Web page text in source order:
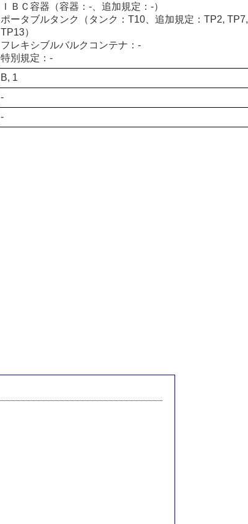
ＩＢＣ容器（容器：-、追加規定：-）
ポータブルタンク（タンク：T10、追加規定：TP2, TP7,
TP13）
フレキシブルバルクコンテナ：-
特別規定：-
B, 1
-
-